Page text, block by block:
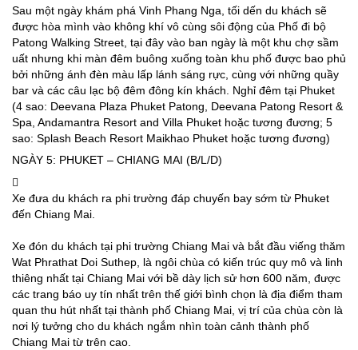
Sau một ngày khám phá Vinh Phang Nga, tối dến du khách sẽ
được hòa mình vào không khí vô cùng sôi động của Phố đi bộ
Patong Walking Street, tại đây vào ban ngày là một khu chợ sầm
uất nhưng khi màn đêm buông xuống toàn khu phố được bao phủ
bởi những ánh đèn màu lấp lánh sáng rực, cùng với những quầy
bar và các câu lạc bộ đêm đông kín khách. Nghỉ đêm tại Phuket
(4 sao: Deevana Plaza Phuket Patong, Deevana Patong Resort &
Spa, Andamantra Resort and Villa Phuket hoặc tương đương; 5
sao: Splash Beach Resort Maikhao Phuket hoặc tương đương)
NGÀY 5: PHUKET – CHIANG MAI (B/L/D)
Xe đưa du khách ra phi trường đáp chuyến bay sớm từ Phuket
đến Chiang Mai.
Xe đón du khách tại phi trường Chiang Mai và bắt đầu viếng thăm
Wat Phrathat Doi Suthep, là ngôi chùa có kiến trúc quy mô và linh
thiêng nhất tại Chiang Mai với bề dày lịch sử hơn 600 năm, được
các trang báo uy tín nhất trên thế giới bình chọn là địa điểm tham
quan thu hút nhất tại thành phố Chiang Mai, vị trí của chùa còn là
nơi lý tưởng cho du khách ngắm nhìn toàn cảnh thành phố
Chiang Mai từ trên cao.